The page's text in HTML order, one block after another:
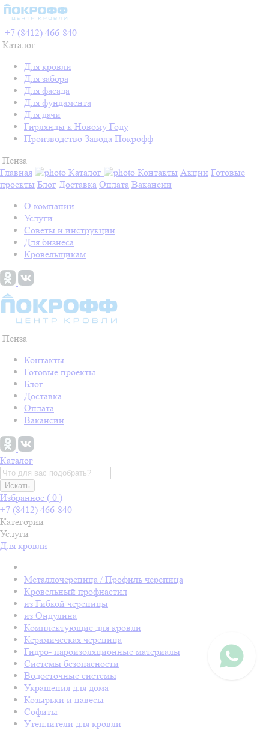
+7 (8412) 466-840
Каталог
Для кровли
Для забора
Для фасада
Для фундамента
Для дачи
Гирлянды к Новому Году
Производство Завода Покрофф
Пенза
Главная
Каталог Контакты Акции Готовые
проекты Блог Доставка Оплата Вакансии
О компании
Услуги
Советы и инструкции
Для бизнеса
Кровельщикам
Пенза
Контакты
Готовые проекты
Блог
Доставка
Оплата
Вакансии
Каталог
Искать
Избранное ( 0 )
+7 (8412) 466-840
Категории
Услуги
Для кровли
Металлочерепица / Профиль черепица
Кровельный профнастил
из Гибкой черепицы
из Ондулина
Комплектующие для кровли
Керамическая черепица
Гидро- пароизоляционные материалы
Системы безопасности
Водосточные системы
Украшения для дома
Козырьки и навесы
Софиты
Утеплители для кровли